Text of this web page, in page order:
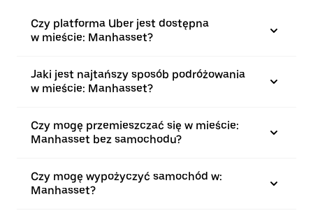
Czy platforma Uber jest dostępna
w mieście: Manhasset?
Jaki jest najtańszy sposób podróżowania
w mieście: Manhasset?
Czy mogę przemieszczać się w mieście:
Manhasset bez samochodu?
Czy mogę wypożyczyć samochód w:
Manhasset?